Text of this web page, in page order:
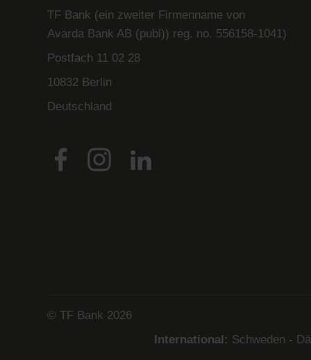
TF Bank (ein zweiter Firmenname von
Avarda Bank AB (publ)) reg. no. 556158-1041)
Postfach 11 02 28
10832 Berlin
Deutschland
© TF Bank 2026
International: Schweden -